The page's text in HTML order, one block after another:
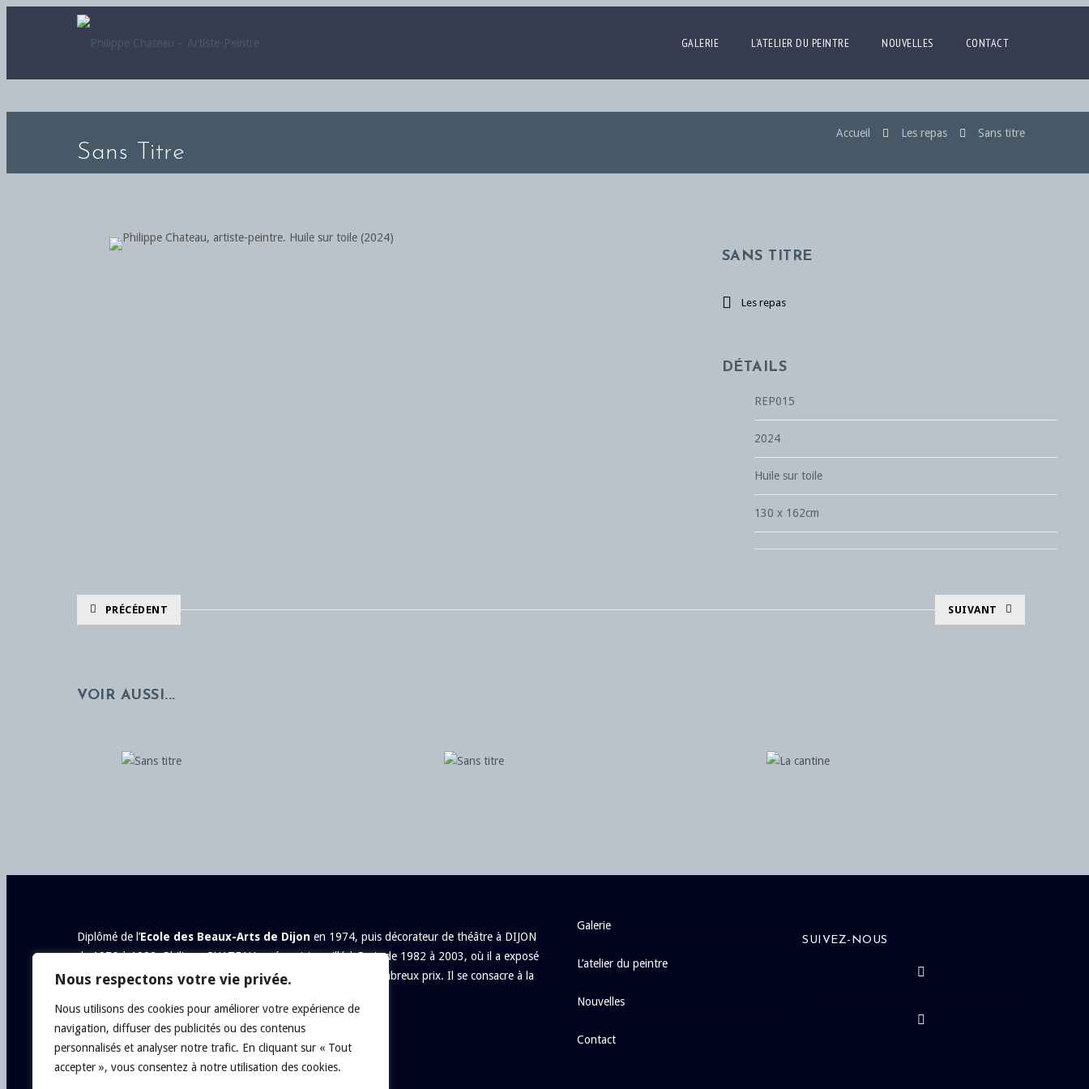
Nous respectons votre vie privée.
Nous utilisons des cookies pour améliorer votre expérience de
navigation, diffuser des publicités ou des contenus
personnalisés et analyser notre trafic. En cliquant sur « Tout
accepter », vous consentez à notre utilisation des cookies.
GALERIE L’ATELIER DU PEINTRE NOUVELLES CONTACT
Sans Titre
Accueil Les repas Sans titre
SANS TITRE
Les repas
DÉTAILS
REP015
2024
Huile sur toile
130 x 162cm
PRÉCÉDENT SUIVANT
VOIR AUSSI...
Diplômé de l’Ecole des Beaux-Arts de Dijon en 1974, puis décorateur de théâtre à DIJON
de 1976 à 1982, Philippe CHATEAU a vécu et travaillé à Paris de 1982 à 2003, où il a exposé
dans les salons parisiens et région parisienne et obtenu de nombreux prix. Il se consacre à la
galerie
l’atelier du peintre
nouvelles
contact
SUIVEZ-NOUS